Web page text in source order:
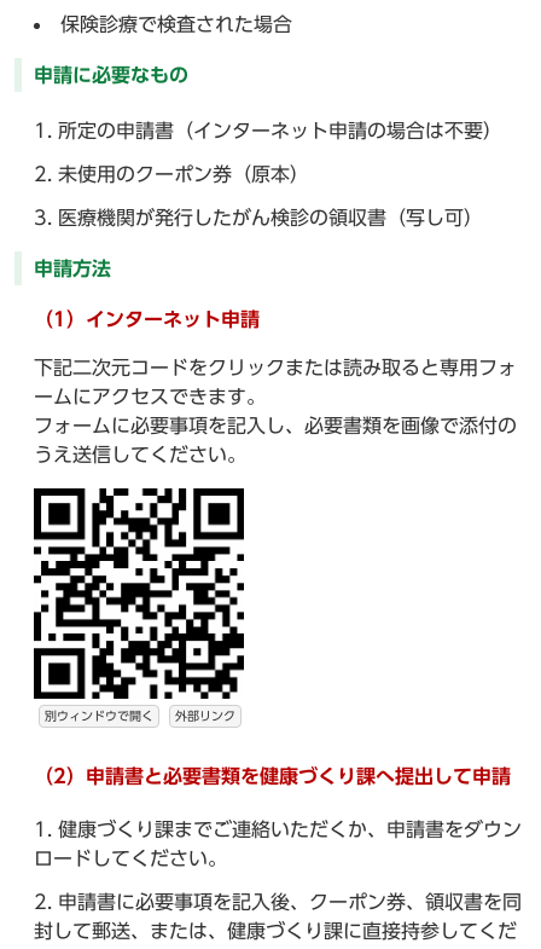
保険診療で検査された場合
申請に必要なもの
所定の申請書（インターネット申請の場合は不要）
未使用のクーポン券（原本）
医療機関が発行したがん検診の領収書（写し可）
申請方法
（1）インターネット申請
下記二次元コードをクリックまたは読み取ると専用フォ
ームにアクセスできます。
フォームに必要事項を記入し、必要書類を画像で添付の
うえ送信してください。
別ウィンドウで開く 外部リンク
（2）申請書と必要書類を健康づくり課へ提出して申請
健康づくり課までご連絡いただくか、申請書をダウン
ロードしてください。
申請書に必要事項を記入後、クーポン券、領収書を同
封して郵送、または、健康づくり課に直接持参してくだ